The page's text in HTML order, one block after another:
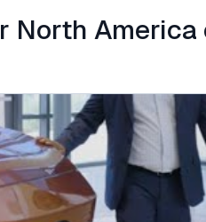
North America